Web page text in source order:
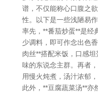
谱，不仅能称心口腹之
性。以下是一些浅陋易
率先，**番茄炒蛋**是经
少调料，即可作念出色
肉丝**搭配米饭，口感
味的东说念主群。再者
用慢火炖煮，汤汁浓郁
此外，**豆腐蔬菜汤**亦